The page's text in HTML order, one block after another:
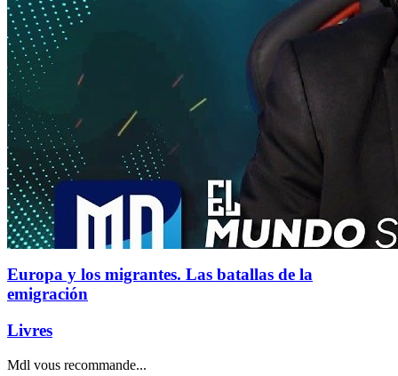
Europa y los migrantes. Las batallas de la
emigración
Livres
Mdl vous recommande...